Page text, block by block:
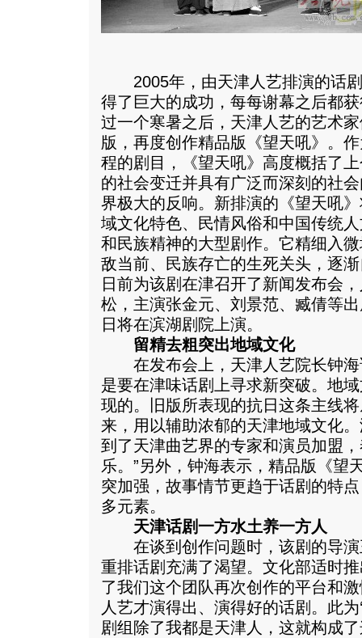
2005年，由天津人艺排演的话剧
得了巨大的成功，每每谢幕之后都
过一个寒暑之后，天津人艺的艺术
版，再度创作精品版《望天吼》。
程的剧目，《望天吼》高度概括了
的社会变迁并具有广泛而深刻的社
界极大的反响。新排演的《望天吼
域文化特色、民情风俗和中国传统
和民族精神的大型剧作。它精细入
敌当前、民族存亡的生死关头，逐
日前为该剧在津召开了新闻发布会
松，主演张金元、刘景范、臧倩等
日将在滨湖剧院上演。
留精去粗突出地域文化
在发布会上，天津人艺院长钟海
是要在津味话剧上寻求新突破。地
现的。旧版所表现的抗日这条主线
来，用以辅助浓郁的天津地域文化
到了天津曲艺界的专家和演员加盟
乐。”另外，钟海表示，精品版《望
突加强，故事情节更趋于话剧的特
多元素。
天津话剧一方水土养一方人
在谈到创作问题时，该剧的导演
重排话剧充满了渴望。文化部适时
了我们这个团队再次创作的平台和
人艺才演得出、演得好的话剧。此为
剧组除了我都是天津人，这就构成